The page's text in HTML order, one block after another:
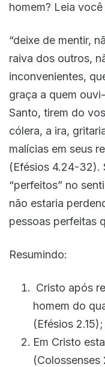
homem? Leia você
“deixe de mentir,
raiva dos outros,
inconvenientes,
graça a quem
Santo, tirem do
cólera, a ira,
malícias em seus
(Efésios 4.24-32).
“perfeitos” no
não estaria
pessoas perfeitas
Resumindo:
Cristo após
homem do
(Efésios 2.15);
Em Cristo
(Colossenses